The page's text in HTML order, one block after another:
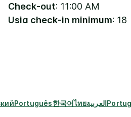
Check-out: 11:00 AM
Usia check-in minimum: 18
Português한국어ไทยالعربية